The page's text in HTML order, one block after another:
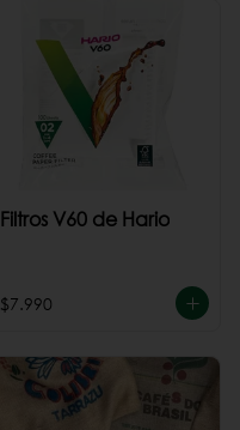
Filtros V60 de Hario
$7.990